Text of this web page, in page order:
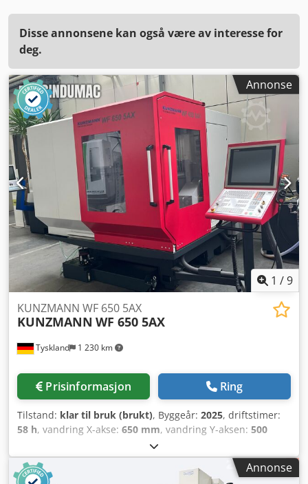
Disse annonsene kan også være av interesse for
deg.
Annonse
1 /9
Tyskland 1 230 km
KUNZMANN WF 650 5AX
KUNZMANN WF 650 5AX
Prisinformasjon Ring
Tilstand: klar til bruk (brukt), Byggeår: 2025, driftstimer:
58 h, vandring X-akse: 650 mm, vandring Y-aksen: 500
, bevegelsesavstand Z-akse:
kontrollerprodusent:HEIDENHAIN, kontrollermodell:TNC
640 HSCI
, total bredde:2 650 mm,
Annonse